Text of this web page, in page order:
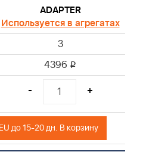
ADAPTER
Используется в агрегатах
3
4396 i
- +
Поставка из РФ или EU до 15-20 дн. В корзину